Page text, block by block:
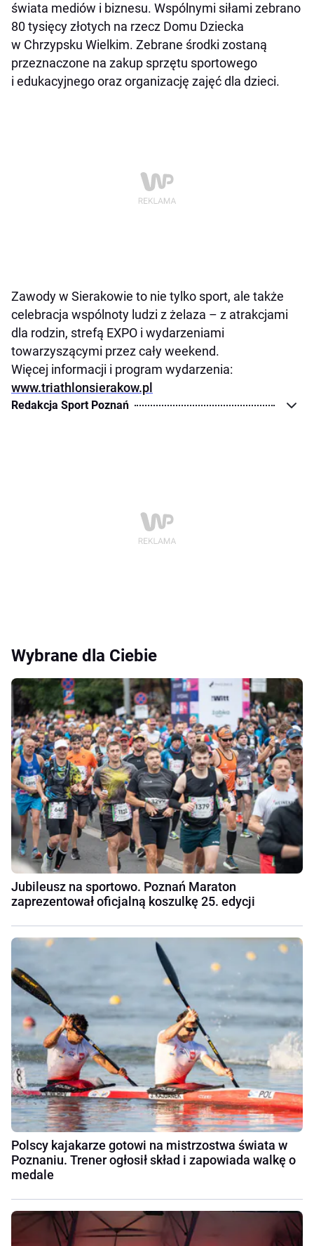
świata mediów i biznesu. Wspólnymi siłami zebrano
80 tysięcy złotych na rzecz Domu Dziecka
w Chrzypsku Wielkim. Zebrane środki zostaną
przeznaczone na zakup sprzętu sportowego
i edukacyjnego oraz organizację zajęć dla dzieci.
Zawody w Sierakowie to nie tylko sport, ale także
celebracja wspólnoty ludzi z żelaza – z atrakcjami
dla rodzin, strefą EXPO i wydarzeniami
towarzyszącymi przez cały weekend.
Więcej informacji i program wydarzenia:
www.triathlonsierakow.pl
Redakcja Sport Poznań
Wybrane dla Ciebie
Jubileusz na sportowo. Poznań Maraton
zaprezentował oficjalną koszulkę 25. edycji
Polscy kajakarze gotowi na mistrzostwa świata w
Poznaniu. Trener ogłosił skład i zapowiada walkę o
medale